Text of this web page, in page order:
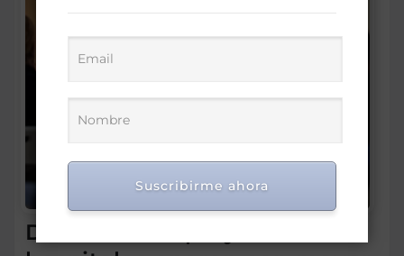
Director SNS proyecta 150
Suscribirme ahora